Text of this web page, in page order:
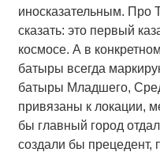
иносказательным. Про
сказать: это первый
космосе. А в
батыры всегда
батыры Младшего,
привязаны к локации,
бы главный город
создали бы прецедент,